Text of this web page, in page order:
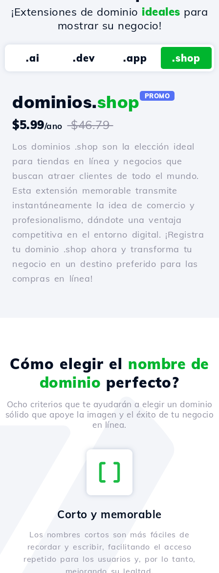
¡Extensiones de dominio ideales para
mostrar su negocio!
.ai .dev .app .shop
dominios.shop PROMO
$5.99/ano $46.79
Los dominios .shop son la elección ideal
para tiendas en línea y negocios que
buscan atraer clientes de todo el mundo.
Esta extensión memorable transmite
instantáneamente la idea de comercio y
profesionalismo, dándote una ventaja
competitiva en el entorno digital. ¡Registra
tu dominio .shop ahora y transforma tu
negocio en un destino preferido para las
compras en línea!
Cómo elegir el nombre de
dominio perfecto?
Ocho criterios que te ayudarán a elegir un dominio
sólido que apoye la imagen y el éxito de tu negocio
en línea.
Corto y memorable
Los nombres cortos son más fáciles de
recordar y escribir, facilitando el acceso
repetido para los usuarios y, por lo tanto,